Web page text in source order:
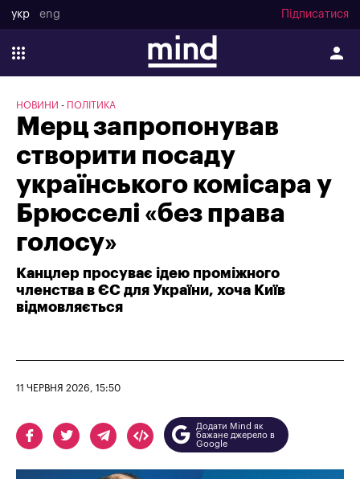
укр eng Підписатися
НОВИНИ ПОЛІТИКА
Мерц запропонував
створити посаду
українського комісара у
Брюсселі «без права
голосу»
Канцлер просуває ідею проміжного
членства в ЄС для України, хоча Київ
відмовляється
11 ЧЕРВНЯ 2026, 15:50
Додати Mind як
бажане джерело в
Google